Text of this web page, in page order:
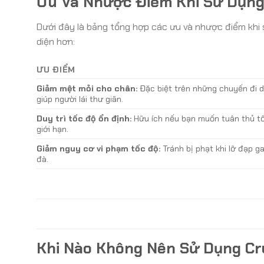
Dưới đây là bảng tổng hợp các ưu và nhược điểm
diện hơn:
ƯU ĐIỂM
Giảm mệt mỏi cho chân: Đặc biệt trên những chuyến đi
giúp người lái thư giãn.
Duy trì tốc độ ổn định: Hữu ích nếu bạn muốn tuân thủ
giới hạn.
Giảm nguy cơ vi phạm tốc độ: Tránh bị phạt khi lỡ đạp
đà.
Khi Nào Không Nên Sử Dụng